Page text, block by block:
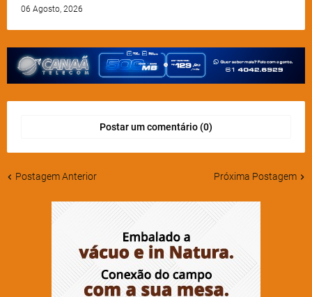
06 Agosto, 2026
Postar um comentário (0)
Postagem Anterior Próxima Postagem